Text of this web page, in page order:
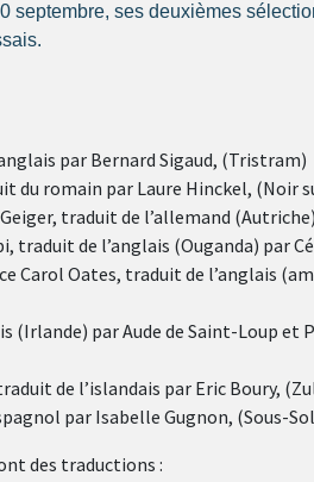
septembre, ses deuxièmes
par Bernard Sigaud, (Tristram)
du romain par Laure Hinckel, (Noir
Geiger, traduit de l’allemand
traduit de l’anglais (Ouganda) par
Carol Oates, traduit de l’anglais
(Irlande) parAude de Saint-Loup et
de l’islandais par Eric Boury,
par Isabelle Gugnon, (Sous-
des traductions :